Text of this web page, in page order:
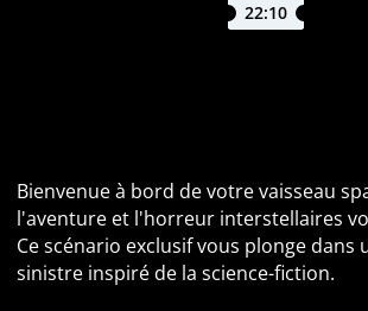
22:10
Bienvenue à bord de votre vaisseau
l'aventure et l'horreur interstellaires
Ce scénario exclusif vous plonge dans
sinistre inspiré de la science-fiction.